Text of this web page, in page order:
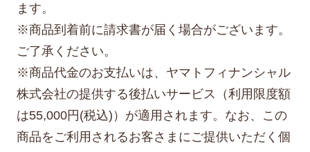
ます。
※商品到着前に請求書が届く場合がございます。
ご了承ください。
※商品代金のお支払いは、ヤマトフィナンシャル
株式会社の提供する後払いサービス（利用限度額
は55,000円(税込)）が適用されます。なお、この
商品をご利用されるお客さまにご提供いただく個